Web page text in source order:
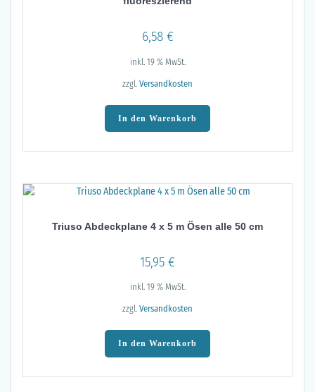
6,58 €
inkl. 19 % MwSt.
zzgl. Versandkosten
In den Warenkorb
Triuso Abdeckplane 4 x 5 m Ösen alle 50 cm
15,95 €
inkl. 19 % MwSt.
zzgl. Versandkosten
In den Warenkorb